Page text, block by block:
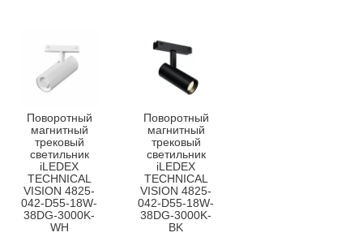
Поворотный
магнитный
трековый
светильник
iLEDEX
TECHNICAL
VISION 4825-
042-D55-18W-
38DG-3000K-
WH
Поворотный
магнитный
трековый
светильник
iLEDEX
TECHNICAL
VISION 4825-
042-D55-18W-
38DG-3000K-
BK